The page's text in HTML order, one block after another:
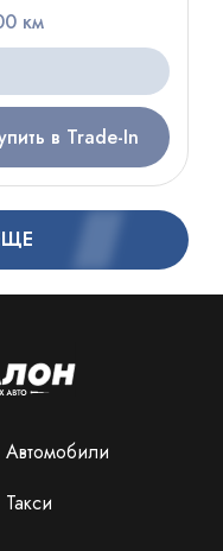
км
в Trade-In
Автомобили
Такси